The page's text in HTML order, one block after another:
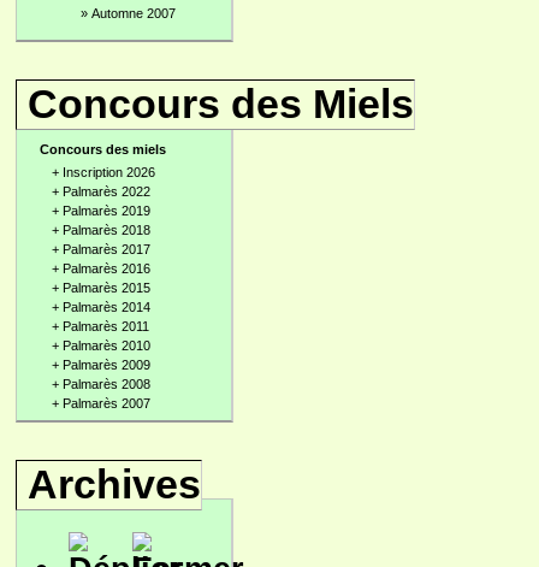
» Automne 2007
Concours des Miels
Concours des miels
+ Inscription 2026
+ Palmarès 2022
+ Palmarès 2019
+ Palmarès 2018
+ Palmarès 2017
+ Palmarès 2016
+ Palmarès 2015
+ Palmarès 2014
+ Palmarès 2011
+ Palmarès 2010
+ Palmarès 2009
+ Palmarès 2008
+ Palmarès 2007
Archives